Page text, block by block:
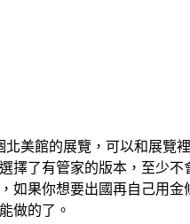
美館的展覽，可以和展覽
擇了有管家的版本，至少
如果你想要出國再自己用金
做的了。